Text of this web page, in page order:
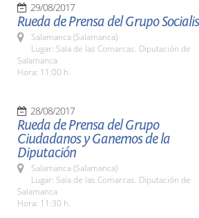
29/08/2017
Rueda de Prensa del Grupo
Salamanca (Salamanca)
Lugar: Sala de las Comarcas. Diputación de
Salamanca
Hora: 11:00 h.
28/08/2017
Rueda de Prensa del Grupo
Ciudadanos y Ganemos de la
Diputación
Salamanca (Salamanca)
Lugar: Sala de las Comarcas. Diputación de
Salamanca
Hora: 11:30 h.